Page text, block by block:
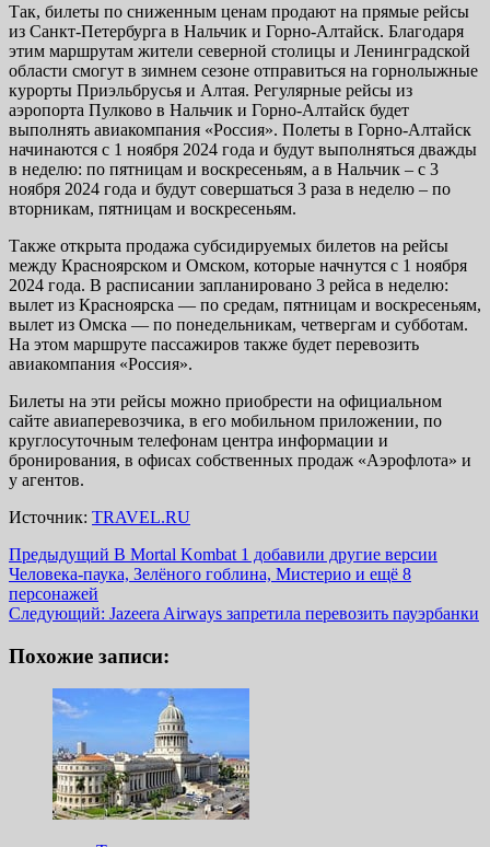
Так, билеты по сниженным ценам продают на прямые рейсы
из Санкт-Петербурга в Нальчик и Горно-Алтайск. Благодаря
этим маршрутам жители северной столицы и Ленинградской
области смогут в зимнем сезоне отправиться на горнолыжные
курорты Приэльбрусья и Алтая. Регулярные рейсы из
аэропорта Пулково в Нальчик и Горно-Алтайск будет
выполнять авиакомпания «Россия». Полеты в Горно-Алтайск
начинаются с 1 ноября 2024 года и будут выполняться дважды
в неделю: по пятницам и воскресеньям, а в Нальчик – с 3
ноября 2024 года и будут совершаться 3 раза в неделю – по
вторникам, пятницам и воскресеньям.
Также открыта продажа субсидируемых билетов на рейсы
между Красноярском и Омском, которые начнутся с 1 ноября
2024 года. В расписании запланировано 3 рейса в неделю:
вылет из Красноярска — по средам, пятницам и воскресеньям,
вылет из Омска — по понедельникам, четвергам и субботам.
На этом маршруте пассажиров также будет перевозить
авиакомпания «Россия».
Билеты на эти рейсы можно приобрести на официальном
сайте авиаперевозчика, в его мобильном приложении, по
круглосуточным телефонам центра информации и
бронирования, в офисах собственных продаж «Аэрофлота» и
у агентов.
Источник: TRAVEL.RU
Навигация
записи
Предыдущий В Mortal Kombat 1 добавили другие версии
Человека-паука, Зелёного гоблина, Мистерио и ещё 8
персонажей
Следующий: Jazeera Airways запретила перевозить пауэрбанки
Похожие записи: